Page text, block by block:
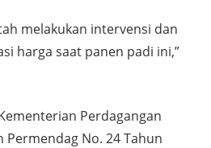
melakukan intervensi dan
harga saat panen padi ini,”
Perdagangan
No. 24 Tahun